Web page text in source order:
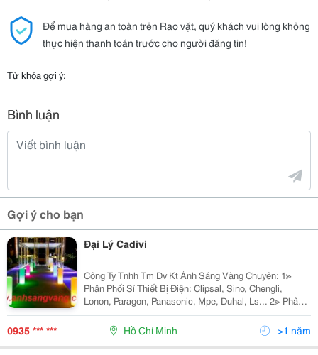
Để mua hàng an toàn trên Rao vặt, quý khách vui lòng không
thực hiện thanh toán trước cho người đăng tin!
Từ khóa gợi ý:
Bình luận
Gợi ý cho bạn
Đại Lý Cadivi
Công Ty Tnhh Tm Dv Kt Ánh Sáng Vàng Chuyên: 1≫
Phân Phối Sỉ Thiết Bị Điện: Clipsal, Sino, Chengli,
Lonon, Paragon, Panasonic, Mpe, Duhal, Ls... 2≫ Phân
Phối Đèn Chiếu Sáng Nội Ngoại Thất: Nét Việt, Euro,
Sano, Quốc Ngọc, 168 Lighting, Kim Lo
0935 *** *** Hồ Chí Minh >1 năm